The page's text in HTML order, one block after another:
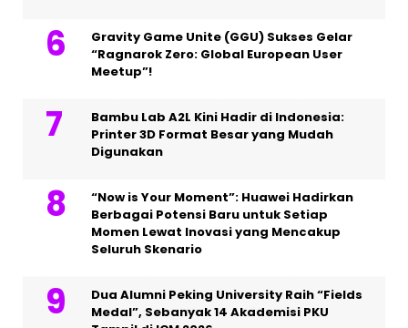
Gravity Game Unite (GGU) Sukses Gelar
“Ragnarok Zero: Global European User
Meetup”!
Bambu Lab A2L Kini Hadir di Indonesia:
Printer 3D Format Besar yang Mudah
Digunakan
“Now is Your Moment”: Huawei Hadirkan
Berbagai Potensi Baru untuk Setiap
Momen Lewat Inovasi yang Mencakup
Seluruh Skenario
Dua Alumni Peking University Raih “Fields
Medal”, Sebanyak 14 Akademisi PKU